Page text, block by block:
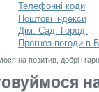
Телефонні коди
Поштові індекси
Дім. Сад. Город.
Прогноз погоди в
на позитив, добрі і
на